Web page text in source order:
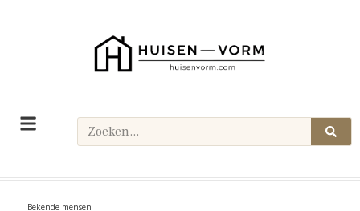
Bekende mensen